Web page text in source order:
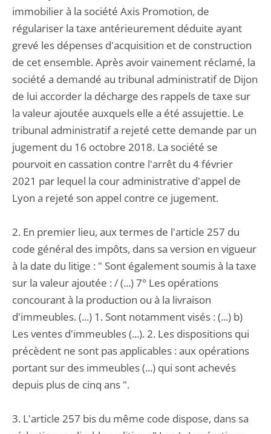
immobilier à la société Axis Promotion, de
régulariser la taxe antérieurement déduite ayant
grevé les dépenses d'acquisition et de construction
de cet ensemble. Après avoir vainement réclamé, la
société a demandé au tribunal administratif de Dijon
de lui accorder la décharge des rappels de taxe sur
la valeur ajoutée auxquels elle a été assujettie. Le
tribunal administratif a rejeté cette demande par un
jugement du 16 octobre 2018. La société se
pourvoit en cassation contre l'arrêt du 4 février
2021 par lequel la cour administrative d'appel de
Lyon a rejeté son appel contre ce jugement.
2. En premier lieu, aux termes de l'article 257 du
code général des impôts, dans sa version en vigueur
à la date du litige : " Sont également soumis à la taxe
sur la valeur ajoutée : / (...) 7° Les opérations
concourant à la production ou à la livraison
d'immeubles. (...) 1. Sont notamment visés : (...) b)
Les ventes d'immeubles (...). 2. Les dispositions qui
précèdent ne sont pas applicables : aux opérations
portant sur des immeubles (...) qui sont achevés
depuis plus de cinq ans ".
3. L'article 257 bis du même code dispose, dans sa